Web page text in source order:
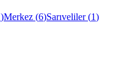
)Merkez (6)Sarıveliler(1)